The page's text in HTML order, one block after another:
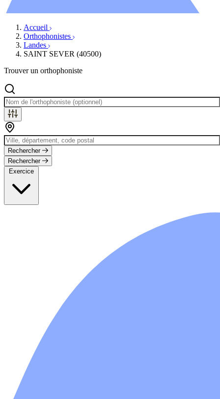
Accueil
Orthophonistes
Landes
SAINT SEVER (40500)
Trouver un orthophoniste
Rechercher
Rechercher
Exercice